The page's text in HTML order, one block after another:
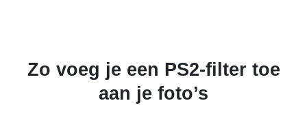
Zo voeg je een PS2-filter toe
aan je foto’s